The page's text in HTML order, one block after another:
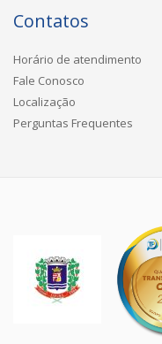
Contatos
Horário de atendimento
Fale Conosco
Localização
Perguntas Frequentes